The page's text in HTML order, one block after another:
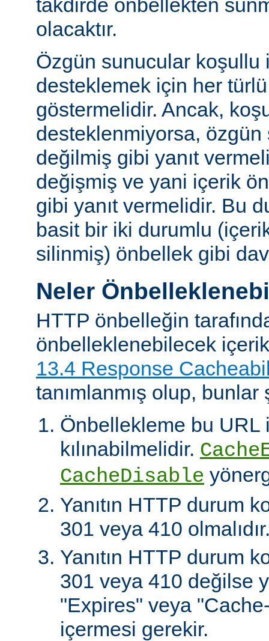
takdirde önbellekten
olacaktır.
Özgün sunucular koşullu
desteklemek için her türlü
göstermelidir. Ancak,
desteklenmiyorsa,
değilmiş gibi yanıt
değişmiş ve yani içerik
gibi yanıt vermelidir. Bu
basit bir iki durumlu
silinmiş) önbellek gibi
Neler
HTTP önbelleğin
önbelleklenebilecek
13.4 Response
tanımlanmış olup,
Önbellekleme bu URL
kılınabilmelidir.
CacheDisable
Yanıtın HTTP durum
301 veya 410
Yanıtın HTTP durum
301 veya 410 değilse
"Expires" veya
içermesi gerekir.